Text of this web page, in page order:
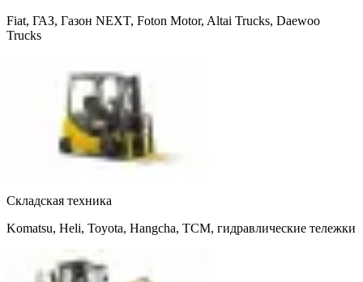
Fiat, ГАЗ, Газон NEXT, Foton Motor, Altai Trucks, Daewoo
Trucks
Складская техника
Komatsu, Heli, Toyota, Hangcha, TCM, гидравлические тележки